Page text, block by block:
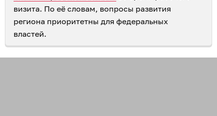
визита. По её словам, вопросы развития
региона приоритетны для федеральных
властей.